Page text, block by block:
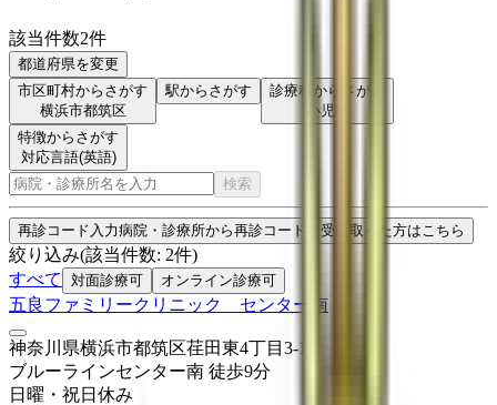
該当件数2件
都道府県を変更
市区町村からさがす
横浜市都筑区
駅からさがす
診療科からさがす
小児科
特徴からさがす
対応言語(英語)
検索
再診コード入力病院・診療所から再診コードを受け取った方はこちら
絞り込み(該当件数: 2件)
すべて
対面診療可 オンライン診療可
五良ファミリークリニック センター南
神奈川県横浜市都筑区荏田東4丁目3-19
ブルーラインセンター南 徒歩9分
日曜・祝日 休み